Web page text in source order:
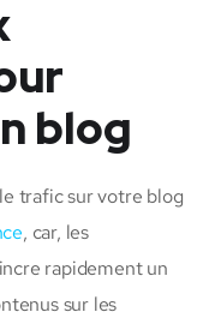
blog
trafic sur votre blog
, car, les
rapidement un
sur les